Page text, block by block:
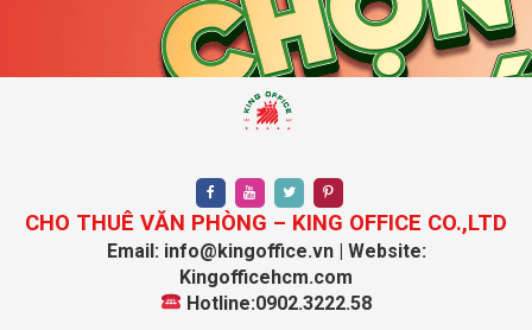
3 tháng
Theo quý hoặc theo tháng
Tối thiểu 2 năm
thời điểm. Vui lòng liên hệ KingOffice để cập nhật
thông tin mới nhất.
Tại sao nên thuê văn phòng Hà Sơn
Building tại KingOffice
CHO THUÊ VĂN PHÒNG – KING OFFICE CO.,LTD
Email: info@kingoffice.vn | Website:
Kingofficehcm.com
Hotline:0902.3222.58